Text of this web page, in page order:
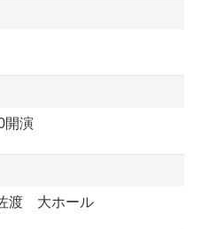
開演
渡 大ホール